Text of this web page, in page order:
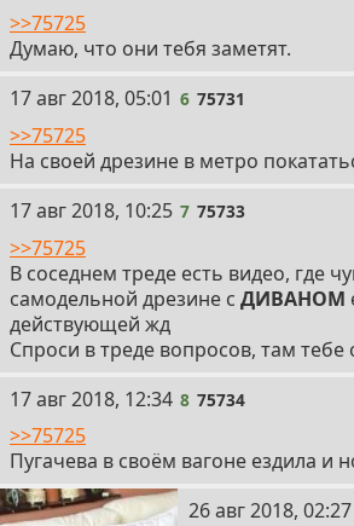
>>75725
Думаю, что они тебя заметят.
6
17 авг 2018, 05:01 6 75731
>>75725
На своей дрезине в метро
7
17 авг 2018, 10:25 7 75733
>>75725
В соседнем треде есть видео, где
самодельной дрезине с ДИВАНОМ
действующей жд
Спроси в треде вопросов, там тебе
8
17 авг 2018, 12:34 8 75734
>>75725
Пугачева в своём вагоне ездила и
9
26 авг 2018, 02:27